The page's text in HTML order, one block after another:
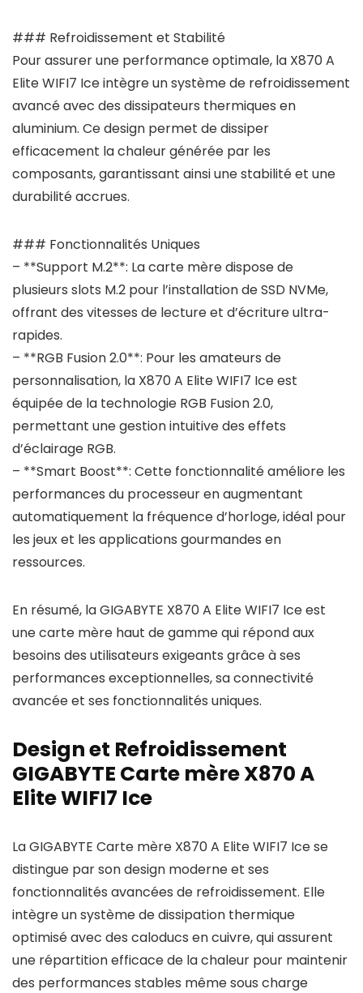
### Refroidissement et Stabilité
Pour assurer une performance optimale, la X870 A
Elite WIFI7 Ice intègre un système de refroidissement
avancé avec des dissipateurs thermiques en
aluminium. Ce design permet de dissiper
efficacement la chaleur générée par les
composants, garantissant ainsi une stabilité et une
durabilité accrues.
### Fonctionnalités Uniques
– **Support M.2**: La carte mère dispose de
plusieurs slots M.2 pour l’installation de SSD NVMe,
offrant des vitesses de lecture et d’écriture ultra-
rapides.
– **RGB Fusion 2.0**: Pour les amateurs de
personnalisation, la X870 A Elite WIFI7 Ice est
équipée de la technologie RGB Fusion 2.0,
permettant une gestion intuitive des effets
d’éclairage RGB.
– **Smart Boost**: Cette fonctionnalité améliore les
performances du processeur en augmentant
automatiquement la fréquence d’horloge, idéal pour
les jeux et les applications gourmandes en
ressources.
En résumé, la GIGABYTE X870 A Elite WIFI7 Ice est
une carte mère haut de gamme qui répond aux
besoins des utilisateurs exigeants grâce à ses
performances exceptionnelles, sa connectivité
avancée et ses fonctionnalités uniques.
Design et Refroidissement
GIGABYTE Carte mère X870 A
Elite WIFI7 Ice
La GIGABYTE Carte mère X870 A Elite WIFI7 Ice se
distingue par son design moderne et ses
fonctionnalités avancées de refroidissement. Elle
intègre un système de dissipation thermique
optimisé avec des caloducs en cuivre, qui assurent
une répartition efficace de la chaleur pour maintenir
des performances stables même sous charge